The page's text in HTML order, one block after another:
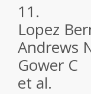
11.
Lopez
Andrews
Gower C
et al.